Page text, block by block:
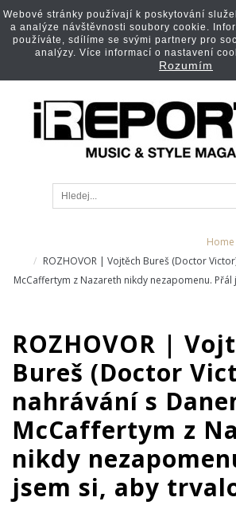
Home
ROZHOVOR | Vojtěch Bureš (Doctor
McCaffertym z Nazareth nikdy nezapomenu.
ROZHOVOR |
Bureš (Doctor
nahrávání s
McCaffertym z
nikdy
jsem si, aby
Webové stránky používají k poskytování
a analýze návštěvnosti soubory cookie.
používáte, sdílíme se svými partnery pro
analýzy. Více informací o nastavení
Rozumím